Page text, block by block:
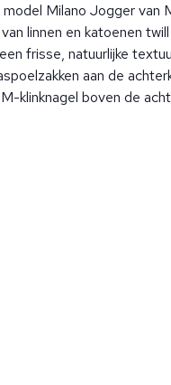
Milano Jogger van
linnen en katoenen
frisse, natuurlijke
aan de
klinknagel boven de